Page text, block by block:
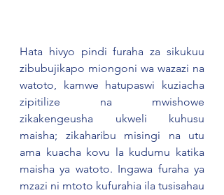
Hata hivyo pindi furaha za sikukuu
zibubujikapo miongoni wa wazazi na
watoto, kamwe hatupaswi kuziacha
zipitilize na mwishowe
zikakengeusha ukweli kuhusu
maisha; zikaharibu misingi na utu
ama kuacha kovu la kudumu katika
maisha ya watoto. Ingawa furaha ya
mzazi ni mtoto kufurahia ila tusisahau